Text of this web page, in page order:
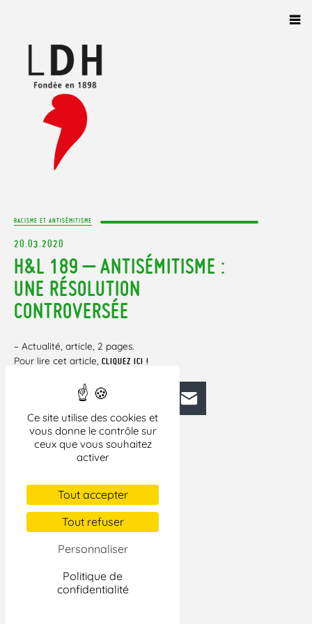
Ce site utilise des cookies et
vous donne le contrôle sur
ceux que vous souhaitez
activer
Tout accepter
Tout refuser
Personnaliser
Politique de
confidentialité
RACISME ET ANTISÉMITISME
20.03.2020
H&L 189 – ANTISÉMITISME :
UNE RÉSOLUTION
CONTROVERSÉE
– Actualité, article, 2 pages.
Pour lire cet article, CLIQUEZ ICI !
FacebookBlueskyMastodonLinkedIn